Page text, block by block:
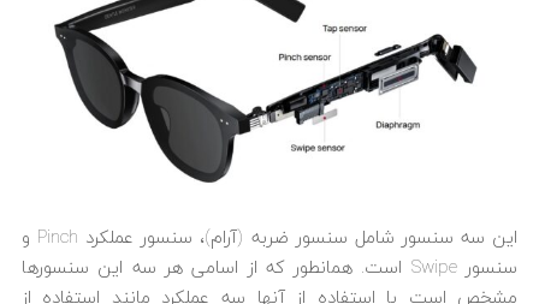
این سه سنسور شامل سنسور ضربه (آرام)، سنسور عملکرد Pinch و
سنسور Swipe است. همانطور که از اسامی هر سه این سنسورها
مشخص است با استفاده از آنها سه عملکرد مانند استفاده از